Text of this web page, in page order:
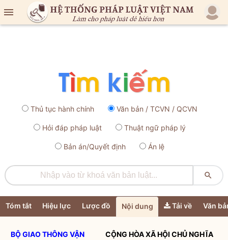

Thủ tục hành chính Văn bản / TCVN / QCVN
Hỏi đáp pháp luật Thuật ngữ pháp lý
Bản án/Quyết định Án lệ

Tóm tắt Hiệu lực Lược đồ Nội dung Tải về Văn
BỘ GIAO THÔNG VẬN
CỘNG HÒA XÃ HỘI CHỦ NGHĨA